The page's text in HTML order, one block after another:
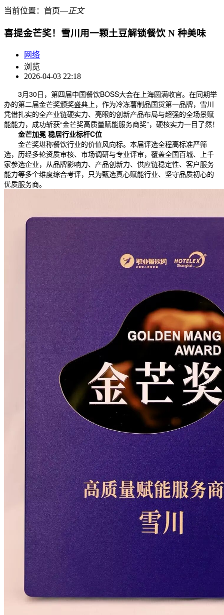
当前位置： 首页―正文
喜提金芒奖！雪川用一颗土豆解锁餐饮 N 种美味
网络
浏览
2026-04-03 22:18
3月30日，第四届中国餐饮BOSS大会在上海圆满收官。在同期举
办的第二届金芒奖颁奖盛典上，作为冷冻薯制品国货第一品牌，雪川
凭借扎实的全产业链硬实力、亮眼的创新产品布局与超强的全场景赋
能能力，成功斩获“金芒奖高质量赋能服务商奖”，硬核实力一目了然！
金芒加冕 稳居行业标杆C位
金芒奖堪称餐饮行业的价值风向标。本届评选全程高标准严筛
选，历经多轮资质审核、市场调研与专业评审，覆盖全国百城、上千
家参选企业，从品牌影响力、产品创新力、供应链稳定性、客户服务
能力等多个维度综合考评，只为甄选真心赋能行业、坚守品质初心的
优质服务商。